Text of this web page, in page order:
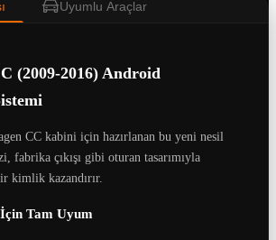
Uyumlu Araçlar
(2009-2016) Android
CC kabini için hazırlanan bu yeni nesil
fabrika çıkışı gibi oturan tasarımıyla
kimlik kazandırır.
Tam Uyum